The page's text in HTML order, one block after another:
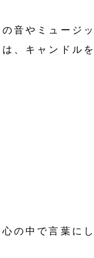
音やミュージッ
、キャンドルを
の中で言葉にし